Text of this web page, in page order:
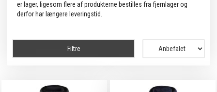
er lager, ligesom flere af produkterne bestilles fra fjernlager og
derfor har længere leveringstid.
Filtre